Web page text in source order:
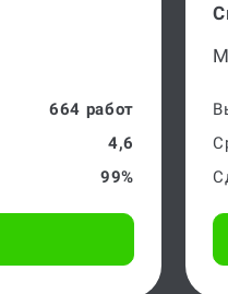
664 работ
4,6
99%